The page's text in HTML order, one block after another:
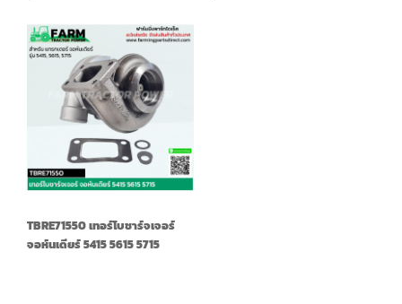
TBRE71550 เทอร์โบชาร์จเจอร์
จอห์นเดียร์ 5415 5615 5715